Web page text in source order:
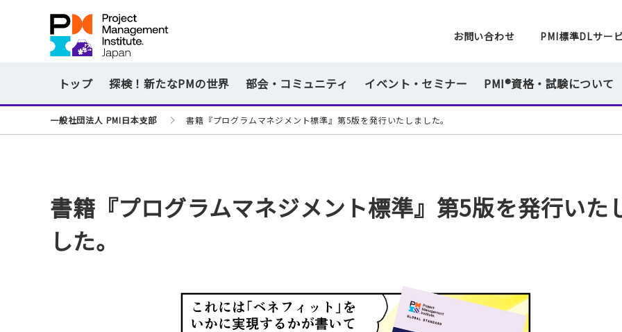
お問い合わせ PMI標準DLサー
トップ 探検！新たなPMの世界 部会・コミュニティ イベント・セミナー PMI®資格・試験について
一般社団法人 PMI日本支部 書籍『プログラムマネジメント標準』第5版を発行いたしました。
書籍『プログラムマネジメント標準』第5版を発行いた
した。